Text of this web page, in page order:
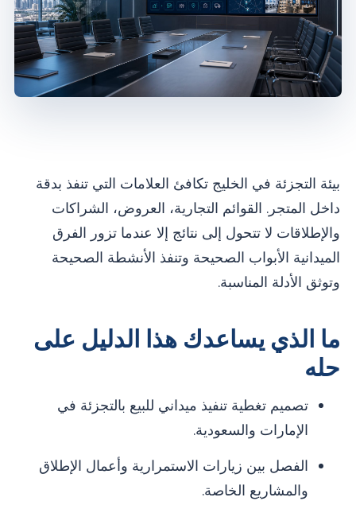
بيئة التجزئة في الخليج تكافئ العلامات التي تنفذ بدقة
داخل المتجر. القوائم التجارية، العروض، الشراكات
والإطلاقات لا تتحول إلى نتائج إلا عندما تزور الفرق
الميدانية الأبواب الصحيحة وتنفذ الأنشطة الصحيحة
وتوثق الأدلة المناسبة.
ما الذي يساعدك هذا الدليل على
حله
تصميم تغطية تنفيذ ميداني للبيع بالتجزئة في
الإمارات والسعودية.
الفصل بين زيارات الاستمرارية وأعمال الإطلاق
والمشاريع الخاصة.